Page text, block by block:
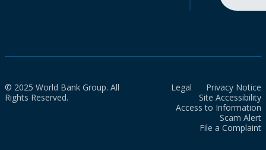
© 2025 World Bank Group. All
Rights Reserved.
Legal
Privacy Notice
Site Accessibility
Access to Information
Scam Alert
File a Complaint